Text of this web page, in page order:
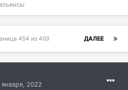
ДАЛЕЕ
454 из 469
января, 2022